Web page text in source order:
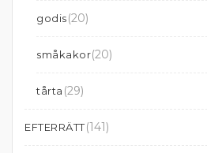
godis(20)
småkakor(20)
tårta (29)
EFTERRÄTT(141)